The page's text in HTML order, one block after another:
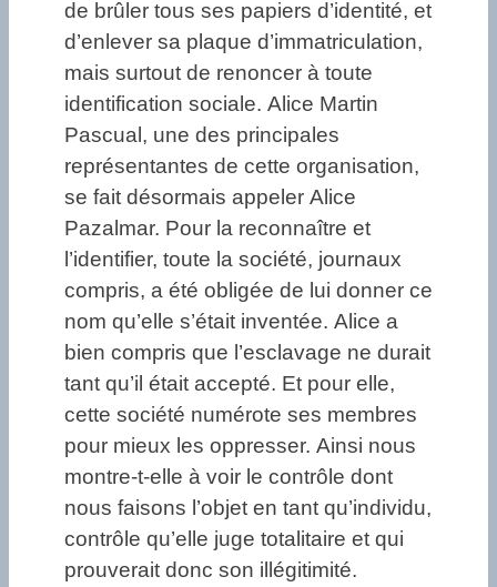
de brûler tous ses papiers d’identité, et
d’enlever sa plaque d’immatriculation,
mais surtout de renoncer à toute
identification sociale. Alice Martin
Pascual, une des principales
représentantes de cette organisation,
se fait désormais appeler Alice
Pazalmar. Pour la reconnaître et
l’identifier, toute la société, journaux
compris, a été obligée de lui donner ce
nom qu’elle s’était inventée. Alice a
bien compris que l’esclavage ne durait
tant qu’il était accepté. Et pour elle,
cette société numérote ses membres
pour mieux les oppresser. Ainsi nous
montre-t-elle à voir le contrôle dont
nous faisons l’objet en tant qu’individu,
contrôle qu’elle juge totalitaire et qui
prouverait donc son illégitimité.